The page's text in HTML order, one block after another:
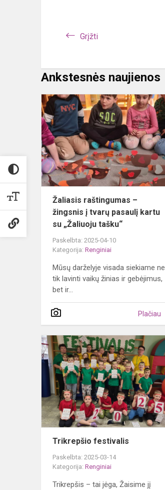
Grįžti
Ankstesnės naujienos
Žaliasis raštingumas –
žingsnis į tvarų pasaulį kartu
su „Žaliuoju tašku“
Paskelbta: 2025-04-10
Kategorija: Renginiai
Mūsų darželyje visada siekiame ne
tik lavinti vaikų žinias ir gebėjimus,
bet ir...
Plačiau
Trikrepšio festivalis
Paskelbta: 2025-03-14
Kategorija: Renginiai
Trikrepšis – tai jėga, Žaisime jį